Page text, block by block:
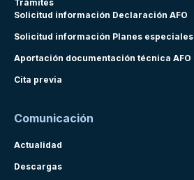
Trámites
Solicitud información Declaración AFO
Solicitud información Planes especiales
Aportación documentación técnica AFO
Cita previa
Comunicación
Actualidad
Descargas